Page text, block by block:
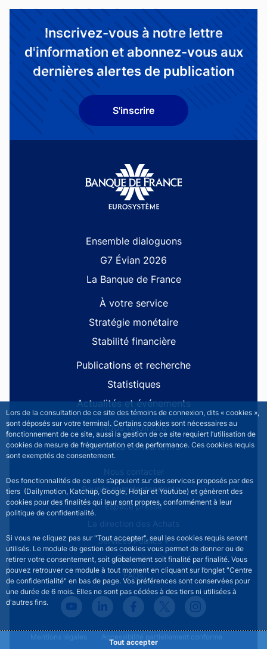
Lors de la consultation de ce site des témoins de connexion, dits « cookies »,
sont déposés sur votre terminal. Certains cookies sont nécessaires au
fonctionnement de ce site, aussi la gestion de ce site requiert l’utilisation de
cookies de mesure de fréquentation et de performance. Ces cookies requis
sont exemptés de consentement.
Des fonctionnalités de ce site s’appuient sur des services proposés par des
tiers (Dailymotion, Katchup, Google, Hotjar et Youtube) et génèrent des
cookies pour des finalités qui leur sont propres, conformément à leur
politique de confidentialité.
Si vous ne cliquez pas sur "Tout accepter", seul les cookies requis seront
utilisés. Le module de gestion des cookies vous permet de donner ou de
retirer votre consentement, soit globalement soit finalité par finalité. Vous
pouvez retrouver ce module à tout moment en cliquant sur l’onglet "Centre
de confidentialité" en bas de page. Vos préférences sont conservées pour
une durée de 6 mois. Elles ne sont pas cédées à des tiers ni utilisées à
d'autres fins.
Tout accepter
Inscrivez-vous à notre lettre
d'information et abonnez-vous aux
dernières alertes de publication
S'inscrire
Site navigationEnsemble dialoguons
G7 Évian 2026
La Banque de France
À votre service
Stratégie monétaire
Stabilité financière
Publications et recherche
Statistiques
Actualités et événements
Nous rejoindre
Comités consultatifs
Footer secondary menuNous contacter
Sourds et malentendants
Espace presse
La direction des Achats
Services Publics +
Glossaire
FAQs
Footer legal notice menu
Mentions légales
Accessibilité partiellement conforme